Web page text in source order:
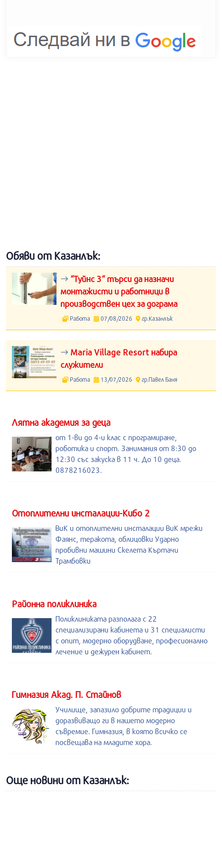
Обяви от Казанлък:
“Туйнс 3“ търси да назначи
монтажисти и работници в
производствен цех за дограма
Работа 07/08/2026 гр.Казанлък
Maria Village Resort набира
служители
Работа 13/07/2026 гр.Павел Баня
Лятна академия за деца
от 1-ви до 4-и клас с програмиране,
роботика и спорт. Занимания от 8:30 до
12:30 със закуска в 11 ч. До 10 деца.
0878216023.
Отоплителни инсталации-Кибо 2
ВиК и отоплителни инсталации ВиК мрежи
Фаянс, теракота, облицовки Ударно
пробивни машини Скелета Къртачи
Трамбовки
Районна поликлиника
Поликлиниката разполага с 22
специализирани кабинета и 31 специалисти
с опит, модерно оборудване, професионално
лечение и дежурен кабинет.
Гимназия Акад. П. Стайнов
Училище, запазило добрите традиции и
доразвиващо ги в нашето модерно
съвремие. Гимназия, в която всичко се
посвещава на младите хора.
Още новини от Казанлък: